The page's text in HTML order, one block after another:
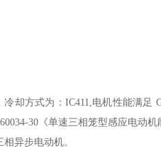
却方式为：IC411,电机性能满足
30《单速三相笼型感应电动
异步电动机。